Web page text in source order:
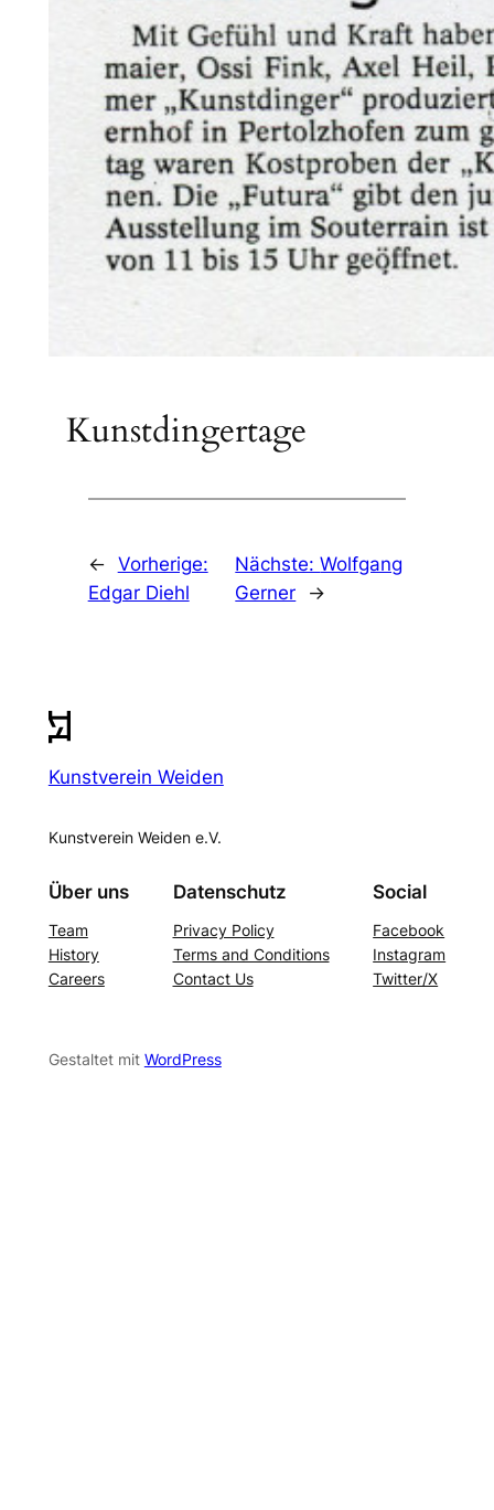
Kunstdingertage
← Vorherige:
Edgar Diehl
Nächste:Wolfgang
Gerner
→
Kunstverein Weiden
Kunstverein Weiden e.V.
Über uns
Team
History
Careers
Datenschutz
Privacy Policy
Terms and Conditions
Contact Us
Social
Facebook
Instagram
Twitter/X
Gestaltet mit WordPress